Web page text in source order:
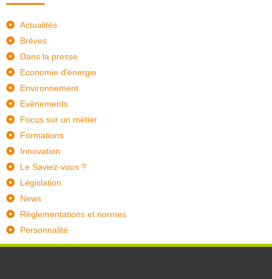
Actualités
Brèves
Dans la presse
Economie d'énergie
Environnement
Evènements
Focus sur un métier
Formations
Innovation
Le Saviez-vous ?
Législation
News
Règlementations et normes
Personnalité